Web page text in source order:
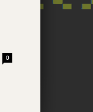
0